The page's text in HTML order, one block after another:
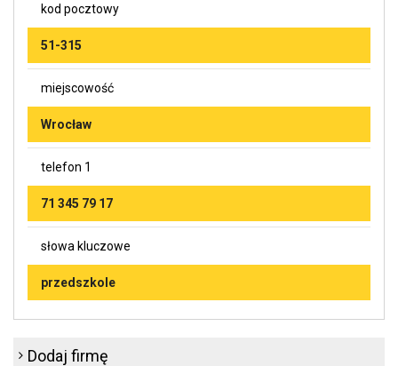
kod pocztowy
51-315
miejscowość
Wrocław
telefon 1
71 345 79 17
słowa kluczowe
przedszkole
Dodaj firmę